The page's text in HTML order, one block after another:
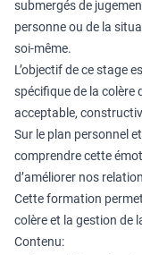
submergés de
personne ou de la
soi-même.
L’objectif de ce stage
spécifique de la colère
acceptable,
Sur le plan personnel
comprendre cette
d’améliorer nos
Cette formation
colère et la gestion de
Contenu: